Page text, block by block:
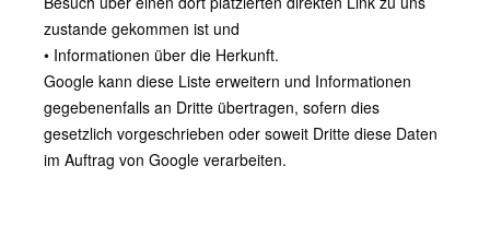
zustande gekommen ist und
• Informationen über die Herkunft.
Google kann diese Liste erweitern und Informationen
gegebenenfalls an Dritte übertragen, sofern dies
gesetzlich vorgeschrieben oder soweit Dritte diese Daten
im Auftrag von Google verarbeiten.